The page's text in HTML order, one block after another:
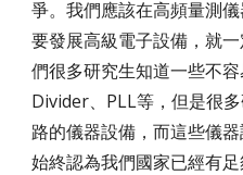
爭。我們應該在高頻量測
要發展高級電子設備，就
們很多研究生知道一些不容
Divider、PLL等，但是很
路的儀器設備，而這些儀
始終認為我們國家已經有